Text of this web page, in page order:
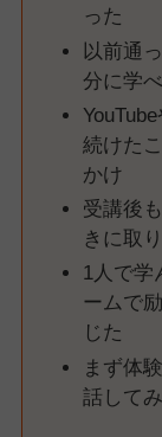
った
以前通
分に学
続けた
かけ
受講後
きに取
1人で学
ームで
じた
まず体
話して